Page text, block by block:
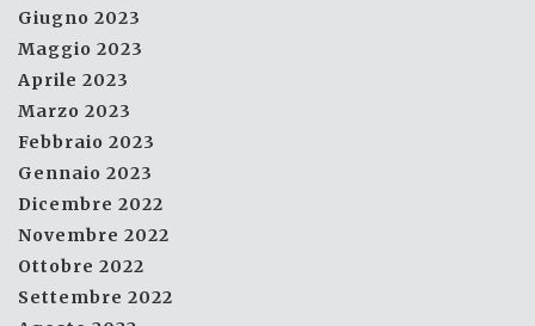
Giugno 2023
Maggio 2023
Aprile 2023
Marzo 2023
Febbraio 2023
Gennaio 2023
Dicembre 2022
Novembre 2022
Ottobre 2022
Settembre 2022